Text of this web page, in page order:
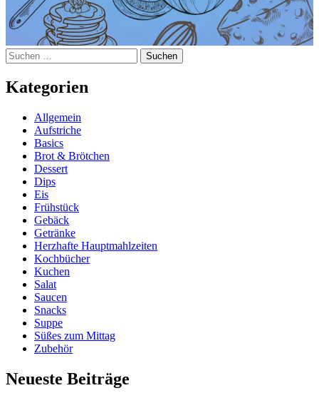
Suchen
nach:
Kategorien
Allgemein
Aufstriche
Basics
Brot & Brötchen
Dessert
Dips
Eis
Frühstück
Gebäck
Getränke
Herzhafte Hauptmahlzeiten
Kochbücher
Kuchen
Salat
Saucen
Snacks
Suppe
Süßes zum Mittag
Zubehör
Neueste Beiträge